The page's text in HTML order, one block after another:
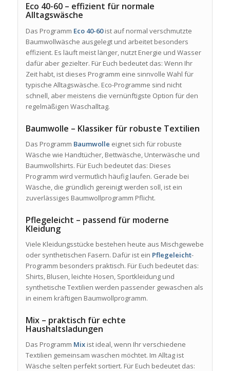
Eco 40-60 – effizient für normale
Alltagswäsche
Das Programm Eco 40-60ist auf normal verschmutzte
Baumwollwäsche ausgelegt und arbeitet besonders
effizient. Es läuft meist länger, nutzt Energie und Wasser
dafür aber gezielter. Für Euch bedeutet das: Wenn Ihr
Zeit habt, ist dieses Programm eine sinnvolle Wahl für
typische Alltagswäsche. Eco-Programme sind nicht
schnell, aber meistens die vernünftigste Option für den
regelmäßigen Waschalltag.
Baumwolle – Klassiker für robuste Textilien
Das Programm Baumwolle eignet sich für robuste
Wäsche wie Handtücher, Bettwäsche, Unterwäsche und
Baumwollshirts. Für Euch bedeutet das: Dieses
Programm wird vermutlich häufig laufen. Gerade bei
Wäsche, die gründlich gereinigt werden soll, ist ein
zuverlässiges Baumwollprogramm Pflicht.
Pflegeleicht – passend für moderne
Kleidung
Viele Kleidungsstücke bestehen heute aus Mischgewebe
oder synthetischen Fasern. Dafür ist ein Pflegeleicht-
Programm besonders praktisch. Für Euch bedeutet das:
Shirts, Blusen, leichte Hosen, Sportkleidung und
synthetische Textilien werden passender gewaschen als
in einem kräftigen Baumwollprogramm.
Mix – praktisch für echte
Haushaltsladungen
Das Programm Mixist ideal, wenn Ihr verschiedene
Textilien gemeinsam waschen möchtet. Im Alltag ist
Wäsche selten perfekt sortiert. Für Euch bedeutet das: